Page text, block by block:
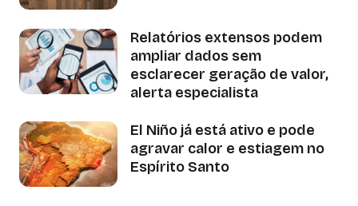
Relatórios extensos podem
ampliar dados sem
esclarecer geração de valor,
alerta especialista
El Niño já está ativo e pode
agravar calor e estiagem no
Espírito Santo